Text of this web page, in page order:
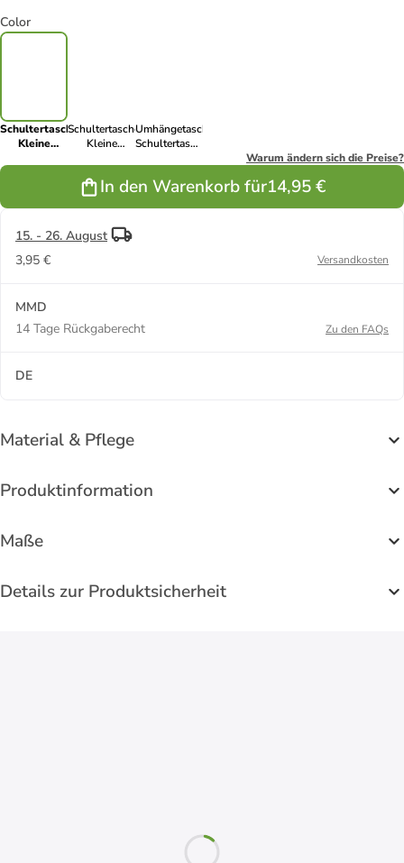
Color
Schultertasche
Kleine
Schultertasche
Kleine
Umhängetasche
Schultertasche
Warum ändern sich die Preise?
In den Warenkorb für14,95 €
15. - 26. August
3,95 €
Versandkosten
MMD
14 Tage Rückgaberecht
Zu den FAQs
DE
Material & Pflege
Produktinformation
Maße
Details zur Produktsicherheit